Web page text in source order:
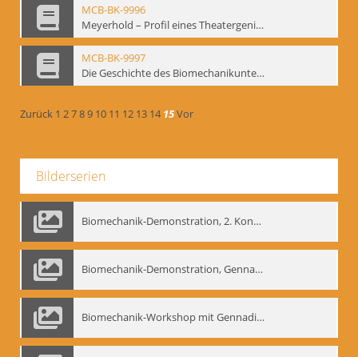
MCB-BK-9996
Meyerhold – Profil eines Theatergenies. Vortrag. Arbeitsdemonstration - interne Signatur: BM-prt-203
MCB-BK-9997
Die Geschichte des Biomechanikunterrichts im Theater der Satire - interne Signatur: BM-prt-204
Zurück 1 2789 10 11 12 13 14 15Vor
Bilderserien
Biomechanik-Demonstration, 2. Kongress der EMF, Mai 1995
Biomechanik-Demonstration, Gennadij Bogdanow im Berliner Ensemble, 04.10.1991
Biomechanik-Workshop mit Gennadij Nikolajewitsch Bogdanow im Mime Centrum Berlin, 1991